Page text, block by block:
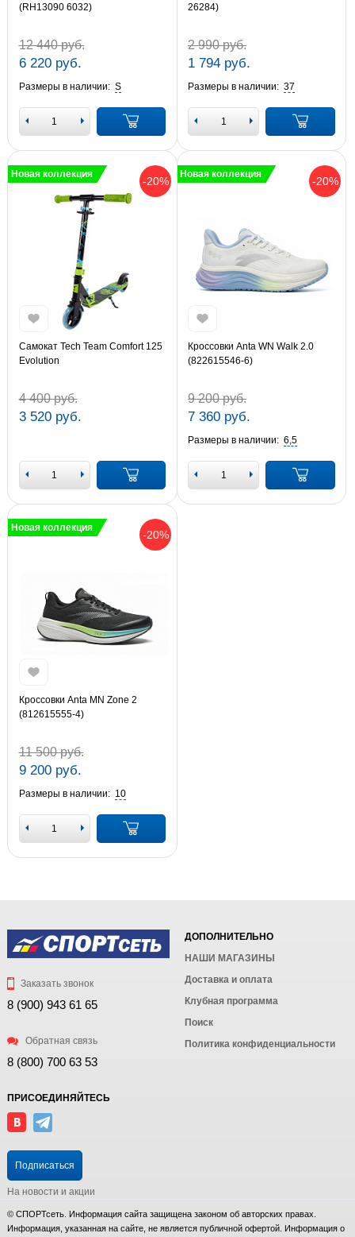
(RH13090 6032)
12 440 руб.
6 220 руб.
Размеры в наличии: S
26284)
2 990 руб.
1 794 руб.
Размеры в наличии: 37
-20%
Новая коллекция
Самокат Tech Team Comfort 125
Evolution
4 400 руб.
3 520 руб.
-20%
Новая коллекция
Кроссовки Anta WN Walk 2.0
(822615546-6)
9 200 руб.
7 360 руб.
Размеры в наличии: 6,5
-20%
Новая коллекция
Кроссовки Anta MN Zone 2
(812615555-4)
11 500 руб.
9 200 руб.
Размеры в наличии: 10
Заказать звонок
8 (900) 943 61 65
Обратная связь
8 (800) 700 63 53
ДОПОЛНИТЕЛЬНО
НАШИ МАГАЗИНЫ
Доставка и оплата
Клубная программа
Поиск
Политика конфиденциальности
ПРИСОЕДИНЯЙТЕСЬ
Подписаться
На новости и акции
© СПОРТсеть. Информация сайта защищена законом об авторских правах.
Информация, указанная на сайте, не является публичной офертой. Информация о